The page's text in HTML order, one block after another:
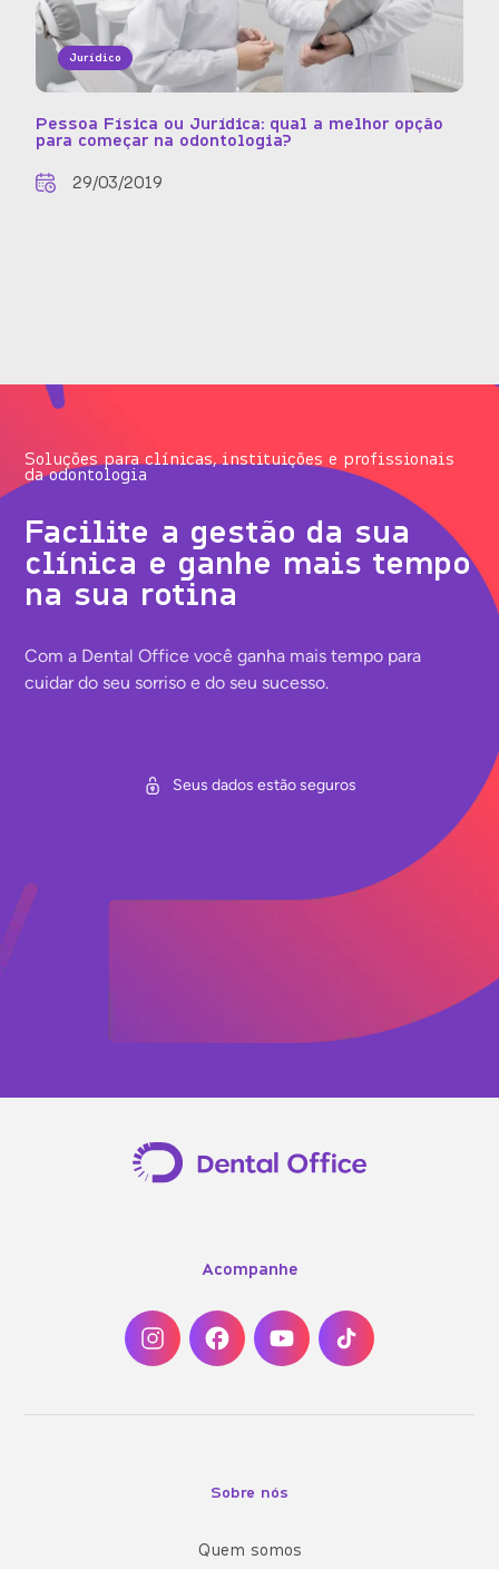
Jurídico
Pessoa Física ou Jurídica: qual a melhor opção
para começar na odontologia?
29/03/2019
Soluções para clínicas, instituições e profissionais
da odontologia
Facilite a gestão da sua
clínica e ganhe mais tempo
na sua rotina
Com a Dental Office você ganha mais tempo para
cuidar do seu sorriso e do seu sucesso.
Seus dados estão seguros
Acompanhe
Sobre nós
Quem somos